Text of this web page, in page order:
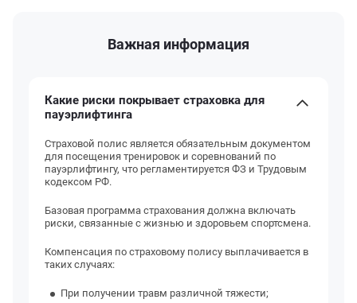
Важная информация
Какие риски покрывает страховка для
пауэрлифтинга
Страховой полис является обязательным документом
для посещения тренировок и соревнований по
пауэрлифтингу, что регламентируется ФЗ и Трудовым
кодексом РФ.
Базовая программа страхования должна включать
риски, связанные с жизнью и здоровьем спортсмена.
Компенсация по страховому полису выплачивается в
таких случаях:
При получении травм различной тяжести;